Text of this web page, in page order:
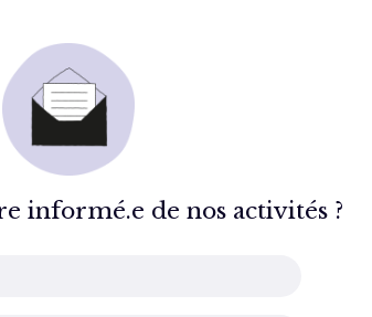
informé.e de nos activités ?